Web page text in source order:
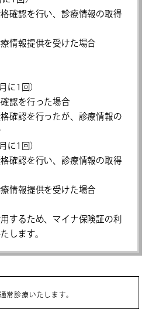
確認を行い、診療情報の取得
情報提供を受けた場合
1回）
認を行った場合
確認を行ったが、診療情報の
1回）
確認を行い、診療情報の取得
情報提供を受けた場合
するため、マイナ保険証の利
します。
常診療いたします。